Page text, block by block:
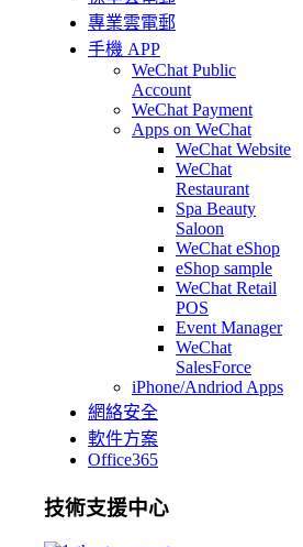
專業雲電郵
手機 APP
WeChat Public
Account
WeChat Payment
Apps on WeChat
WeChat Website
WeChat
Restaurant
Spa Beauty
Saloon
WeChat eShop
eShop sample
WeChat Retail
POS
Event Manager
WeChat
SalesForce
iPhone/Andriod Apps
網絡安全
軟件方案
Office365
技術支援中心